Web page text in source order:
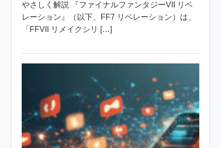
やさしく解説 『ファイナルファンタジーVII リベ
レーション』（以下、FF7 リベレーション）は、
「FFVII リメイクシリ […]